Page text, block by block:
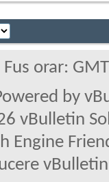
Fus orar:
by
vBulletin
Engine